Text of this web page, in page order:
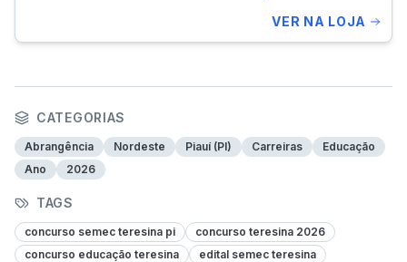
VER NA LOJA
CATEGORIAS
Abrangência Nordeste Piauí (PI) Carreiras
Educação
Ano
2026
TAGS
concurso semec teresina pi
concurso teresina 2026
concurso educação teresina
edital semec teresina